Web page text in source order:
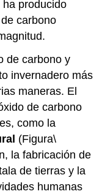
producido
carbono
de carbono y
invernadero más
maneras. El
de carbono
como la
(Figura\
la fabricación de
de tierras y la
humanas